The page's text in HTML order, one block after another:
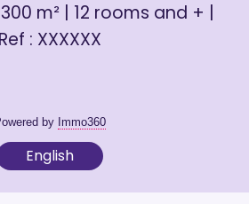
m² | 12 rooms and + |
Ref : XXXXXX
by Immo360
English